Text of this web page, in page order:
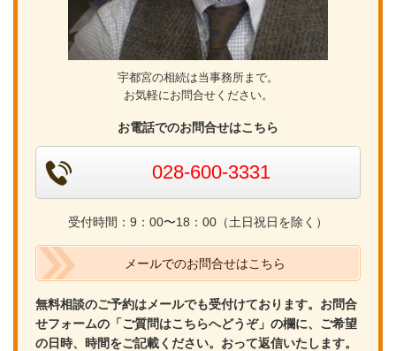
宇都宮の相続は当事務所まで。
お気軽にお問合せください。
お電話でのお問合せはこちら
028-600-3331
受付時間：9：00〜18：00（土日祝日を除く）
メールでのお問合せはこちら
無料相談のご予約はメールでも受付けております。お問合
せフォームの「ご質問はこちらへどうぞ」の欄に、ご希望
の日時、時間をご記載ください。おって返信いたします。